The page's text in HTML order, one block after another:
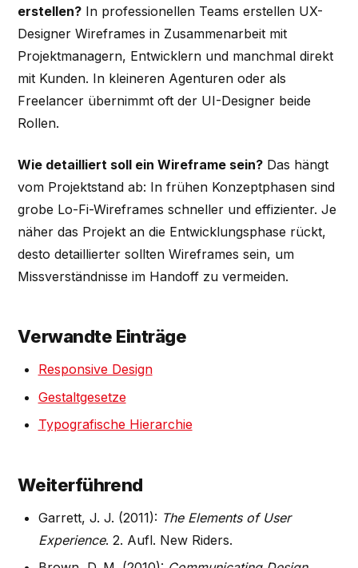
erstellen? In professionellen Teams erstellen UX-
Designer Wireframes in Zusammenarbeit mit
Projektmanagern, Entwicklern und manchmal direkt
mit Kunden. In kleineren Agenturen oder als
Freelancer übernimmt oft der UI-Designer beide
Rollen.
Wie detailliert soll ein Wireframe sein? Das hängt
vom Projektstand ab: In frühen Konzeptphasen sind
grobe Lo-Fi-Wireframes schneller und effizienter. Je
näher das Projekt an die Entwicklungsphase rückt,
desto detaillierter sollten Wireframes sein, um
Missverständnisse im Handoff zu vermeiden.
Verwandte Einträge
Responsive Design
Gestaltgesetze
Typografische Hierarchie
Weiterführend
Garrett, J. J. (2011): The Elements of User
Experience. 2. Aufl. New Riders.